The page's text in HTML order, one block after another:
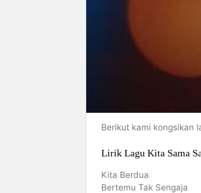
Berikut kami kongsikan
Lirik Lagu Kita Sama
Kita Berdua
Bertemu Tak Sengaja